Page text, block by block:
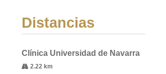
Distancias
Clínica Universidad de Navarra
2.22 km